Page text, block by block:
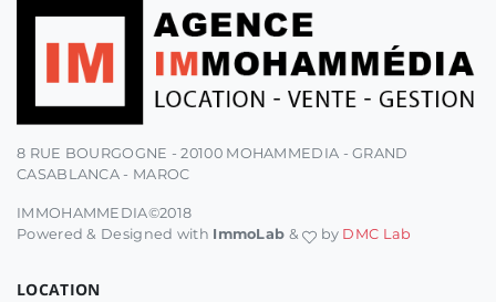
8 RUE BOURGOGNE - 20100 MOHAMMEDIA - GRAND
CASABLANCA - MAROC
IMMOHAMMEDIA©2018
Powered & Designed with ImmoLab & by DMC Lab
LOCATION